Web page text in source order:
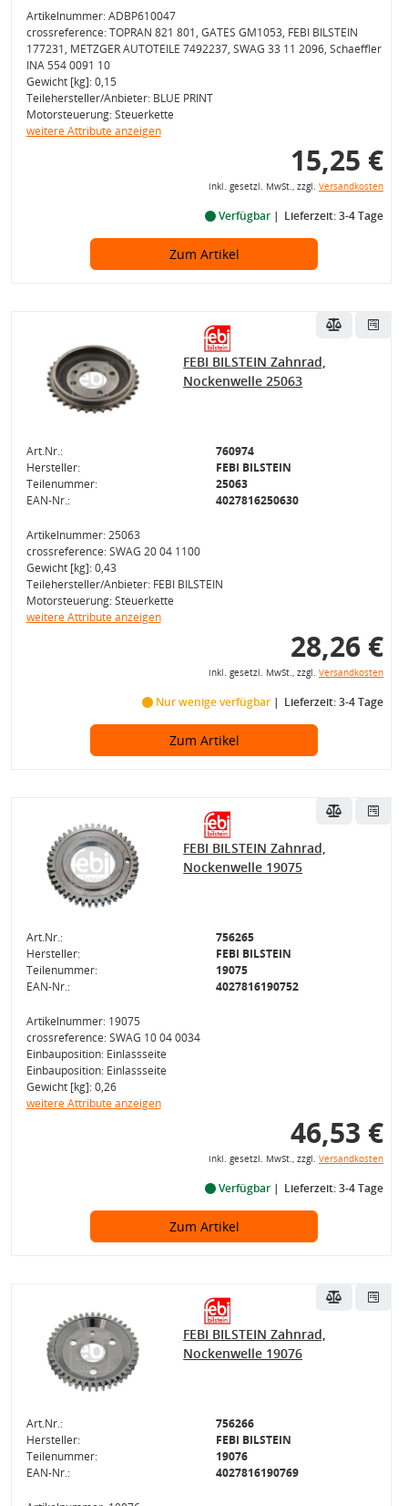
Artikelnummer: ADBP610047
crossreference: TOPRAN 821 801, GATES GM1053, FEBI BILSTEIN
177231, METZGER AUTOTEILE 7492237, SWAG 33 11 2096, Schaeffler
INA 554 0091 10
Gewicht [kg]: 0,15
Teilehersteller/Anbieter: BLUE PRINT
Motorsteuerung: Steuerkette
weitere Attribute anzeigen
15,25 €
inkl. gesetzl. MwSt., zzgl. Versandkosten
Verfügbar Lieferzeit: 3-4 Tage
Zum Artikel
FEBI BILSTEIN Zahnrad,
Nockenwelle 25063
Art.Nr.:
760974
Hersteller:
FEBI BILSTEIN
Teilenummer:
25063
EAN-Nr.:
4027816250630
Artikelnummer: 25063
crossreference: SWAG 20 04 1100
Gewicht [kg]: 0,43
Teilehersteller/Anbieter: FEBI BILSTEIN
Motorsteuerung: Steuerkette
weitere Attribute anzeigen
28,26 €
inkl. gesetzl. MwSt., zzgl. Versandkosten
Nur wenige verfügbar Lieferzeit: 3-4 Tage
Zum Artikel
FEBI BILSTEIN Zahnrad,
Nockenwelle 19075
Art.Nr.:
756265
Hersteller:
FEBI BILSTEIN
Teilenummer:
19075
EAN-Nr.:
4027816190752
Artikelnummer: 19075
crossreference: SWAG 10 04 0034
Einbauposition: Einlassseite
Einbauposition: Einlassseite
Gewicht [kg]: 0,26
weitere Attribute anzeigen
46,53 €
inkl. gesetzl. MwSt., zzgl. Versandkosten
Verfügbar Lieferzeit: 3-4 Tage
Zum Artikel
FEBI BILSTEIN Zahnrad,
Nockenwelle 19076
Art.Nr.:
756266
Hersteller:
FEBI BILSTEIN
Teilenummer:
19076
EAN-Nr.:
4027816190769